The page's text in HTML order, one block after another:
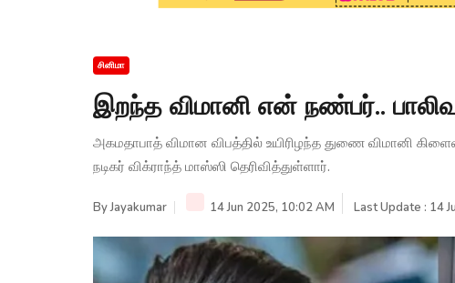
சினிமா
இறந்த விமானி என் நண்பர்..
அகமதாபாத் விமான விபத்தில் உயிரிழந்த துணை விமானி
நடிகர் விக்ராந்த் மாஸ்ஸி தெரிவித்துள்ளார்.
ByJayakumar 14 Jun 2025, 10:02 AM Last Update : 14